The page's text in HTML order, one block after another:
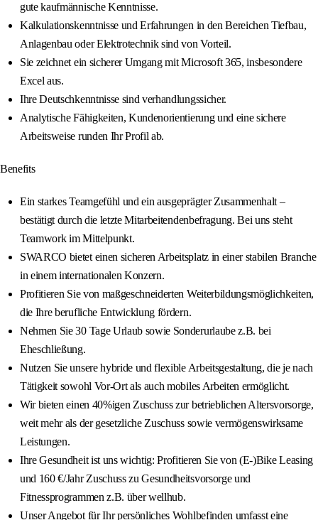
gute kaufmännische Kenntnisse.
Kalkulationskenntnisse und Erfahrungen in den Bereichen Tiefbau,
Anlagenbau oder Elektrotechnik sind von Vorteil.
Sie zeichnet ein sicherer Umgang mit Microsoft 365, insbesondere
Excel aus.
Ihre Deutschkenntnisse sind verhandlungssicher.
Analytische Fähigkeiten, Kundenorientierung und eine sichere
Arbeitsweise runden Ihr Profil ab.
Benefits
Ein starkes Teamgefühl und ein ausgeprägter Zusammenhalt –
bestätigt durch die letzte Mitarbeitendenbefragung. Bei uns steht
Teamwork im Mittelpunkt.
SWARCO bietet einen sicheren Arbeitsplatz in einer stabilen Branche
in einem internationalen Konzern.
Profitieren Sie von maßgeschneiderten Weiterbildungsmöglichkeiten,
die Ihre berufliche Entwicklung fördern.
Nehmen Sie 30 Tage Urlaub sowie Sonderurlaube z.B. bei
Eheschließung.
Nutzen Sie unsere hybride und flexible Arbeitsgestaltung, die je nach
Tätigkeit sowohl Vor-Ort als auch mobiles Arbeiten ermöglicht.
Wir bieten einen 40%igen Zuschuss zur betrieblichen Altersvorsorge,
weit mehr als der gesetzliche Zuschuss sowie vermögenswirksame
Leistungen.
Ihre Gesundheit ist uns wichtig: Profitieren Sie von (E-)Bike Leasing
und 160 €/Jahr Zuschuss zu Gesundheitsvorsorge und
Fitnessprogrammen z.B. über wellhub.
Unser Angebot für Ihr persönliches Wohlbefinden umfasst eine